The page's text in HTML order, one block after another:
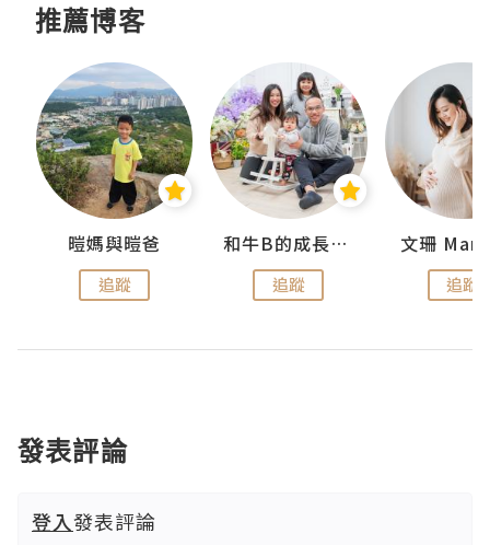
推薦博客
暟媽與暟爸
追蹤
和牛B的成長日記
追蹤
文珊
追蹤
發表評論
登入發表評論